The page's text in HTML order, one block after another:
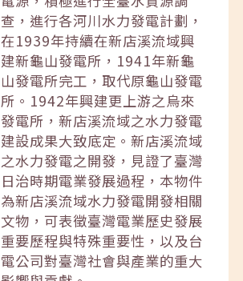
查，進行各河川水力發電計劃，
在1939年持續在新店溪流域興
建新龜山發電所，1941年新龜
山發電所完工，取代原龜山發電
所。1942年興建更上游之烏來
發電所，新店溪流域之水力發電
建設成果大致底定。新店溪流域
之水力發電之開發，見證了臺灣
日治時期電業發展過程，本物件
為新店溪流域水力發電開發相關
文物，可表徵臺灣電業歷史發展
重要歷程與特殊重要性，以及台
電公司對臺灣社會與產業的重大